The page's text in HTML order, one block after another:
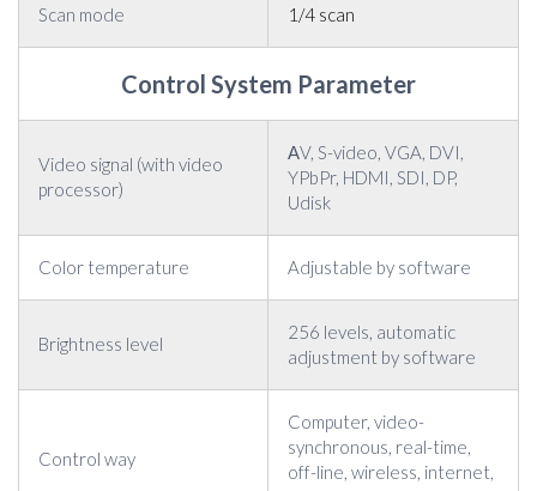
Scan mode 1/4 scan
Control System Parameter
Video signal (with video
processor)
ΑV, S-video, VGA, DVI,
YPbPr, HDMI, SDI, DP,
Udisk
Color temperature Adjustable by software
Brightness level
256 levels, automatic
adjustment by software
Control way
Computer, video-
synchronous, real-time,
off-line, wireless, internet,